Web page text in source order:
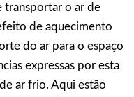
transportar o ar de
de aquecimento
do ar para o espaço
expressas por esta
ar frio. Aqui estão